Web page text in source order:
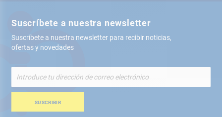
Suscríbete a nuestra newsletter
Suscríbete a nuestra newsletter para recibir noticias,
ofertas y novedades
nuestro
de
SUSCRIBIR